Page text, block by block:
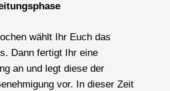
wählt Ihr Euch das
Dann fertigt Ihr eine
an und legt diese der
vor. In dieser Zeit